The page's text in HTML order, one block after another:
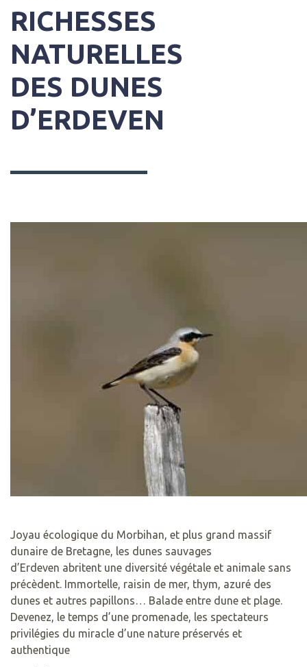
RICHESSES
NATURELLES
DES DUNES
D’ERDEVEN
Joyau écologique du Morbihan, et plus grand massif
dunaire de Bretagne, les dunes sauvages
d’Erdeven abritent une diversité végétale et animale sans
précèdent. Immortelle, raisin de mer, thym, azuré des
dunes et autres papillons… Balade entre dune et plage.
Devenez, le temps d’une promenade, les spectateurs
privilégies du miracle d’une nature préservés et
authentique